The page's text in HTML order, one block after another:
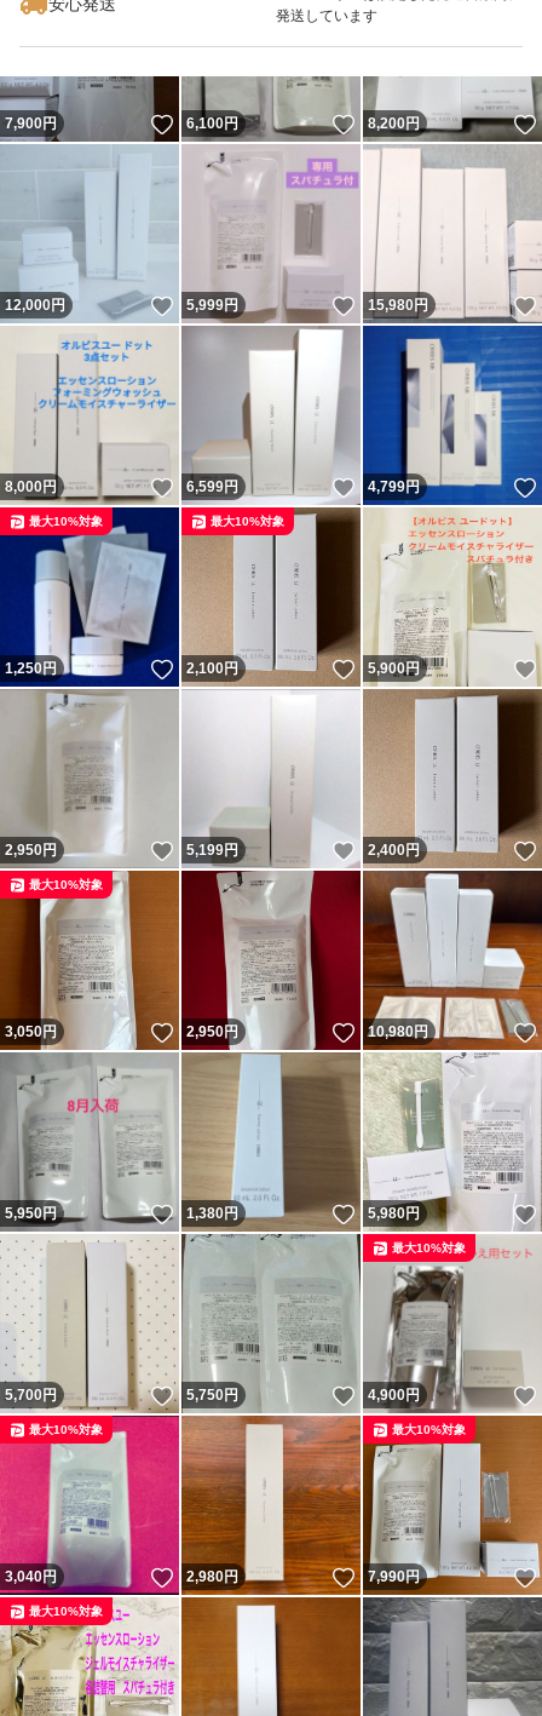
安心発送
発送しています
7,900円 いいね！
6,100円 いいね！
8,200円
12,000円 いいね！
5,999円 いいね！
15,980円
8,000円 いいね！
6,599円 いいね！
4,799円
1,250 円 いいね！
最大10%対象
2,100円 いいね！
最大10%対象
5,900円
2,950円 いいね！
5,199円 いいね！
2,400円
3,050円 いいね！
最大10%対象
2,950円 いいね！
10,980円
5,950円 いいね！
1,380円 いいね！
5,980円
5,700円 いいね！
5,750円 いいね！
4,900円
最大10%対象
3,040円 いいね！
最大10%対象
2,980円 いいね！
7,990円
最大10%対象
最大10%対象